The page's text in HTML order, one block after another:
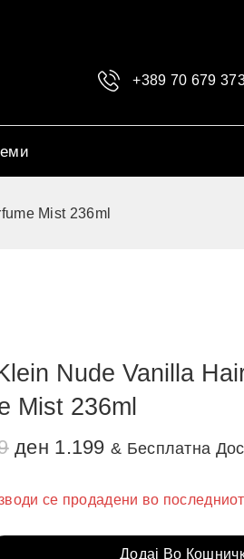
+389 70 679
Mist 236ml
Nude Vanilla
Mist 236ml
ден 1.199 & Бесплатна
се продадени во
брзо! Над 5 лица веќе го
Додај Во